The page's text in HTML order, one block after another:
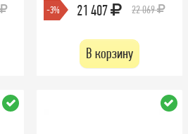
-3% 21 407 22 069
В корзину